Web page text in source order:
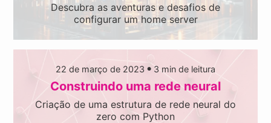
Descubra as aventuras e desafios de
configurar um home server
22 de março de 2023 ● 3 min de leitura
Construindo uma rede neural
Criação de uma estrutura de rede neural do
zero com Python